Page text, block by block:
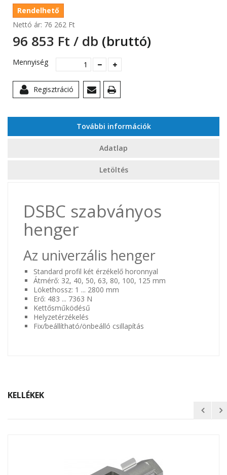
Rendelhető
Nettó ár: 76 262 Ft‎
96 853 Ft‎ / db (bruttó)
Mennyiség
Regisztráció
További információk
Adatlap
Letöltés
DSBC szabványos
henger
Az univerzális henger
Standard profil két érzékelő horonnyal
Átmérő: 32, 40, 50, 63, 80, 100, 125 mm
Lökethossz: 1 ... 2800 mm
Erő: 483 ... 7363 N
Kettősműködésű
Helyzetérzékelés
Fix/beállítható/önbeálló csillapítás
KELLÉKEK